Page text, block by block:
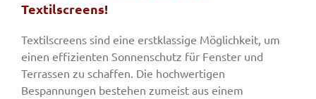
Jobs
Textilscreens!
Textilscreens sind eine erstklassige Möglichkeit, um
einen effizienten Sonnenschutz für Fenster und
Terrassen zu schaffen. Die hochwertigen
Bespannungen bestehen zumeist aus einem